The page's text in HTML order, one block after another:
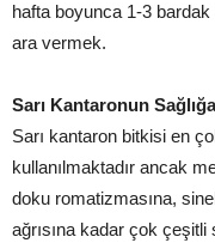
hafta boyunca 1-3
ara vermek.
Sarı Kantaronun
Sarı kantaron bitkisi en
kullanılmaktadır ancak
doku romatizmasına,
ağrısına kadar çok çeşitli